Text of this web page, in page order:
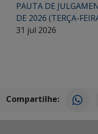
PAUTA DE
DE 2026 (TERÇA-
31 jul 2026
Compartilhe: